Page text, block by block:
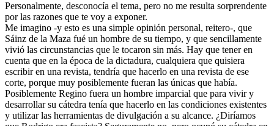
Personalmente, desconocía el tema, pero no me resulta sorprendente
por las razones que te voy a exponer.
Me imagino -y esto es una simple opinión personal, reitero-, que
Sáinz de la Maza fué un hombre de su tiempo, y que sencillamente
vivió las circunstancias que le tocaron sin más. Hay que tener en
cuenta que en la época de la dictadura, cualquiera que quisiera
escribir en una revista, tendría que hacerlo en una revista de ese
corte, porque muy posiblemente fueran las únicas que había.
Posiblemente Regino fuera un hombre imparcial que para vivir y
desarrollar su cátedra tenía que hacerlo en las condiciones existentes
y utilizar las herramientas de divulgación a su alcance. ¿Diríamos